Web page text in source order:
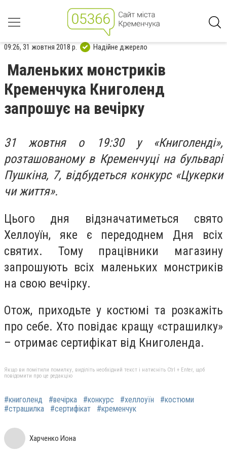
09:26, 31 жовтня 2018 р. Надійне джерело
Маленьких монстриків
Кременчука Книголенд
запрошує на вечірку
31 жовтня о 19:30 у «Книголенді»,
розташованому в Кременчуці на бульварі
Пушкіна, 7, відбудеться конкурс «Цукерки
чи життя».
Цього дня відзначатиметься свято
Хеллоуїн, яке є передоднем Дня всіх
святих. Тому працівники магазину
запрошують всіх маленьких монстриків
на свою вечірку.
Отож, приходьте у костюмі та розкажіть
про себе. Хто повідає кращу «страшилку»
– отримає сертифікат від Книголенда.
Якщо ви помітили помилку, виділіть необхідний текст і натисніть Ctrl + Enter, щоб
повідомити про це редакцію
#книголенд #вечірка #конкурс #хеллоуїн
#костюми
#страшилка
#сертифікат #кременчук
Харченко Иона